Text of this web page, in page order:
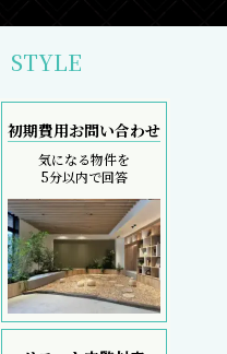
STYLE
初期費用お問い合わせ
気になる物件を
5分以内で回答